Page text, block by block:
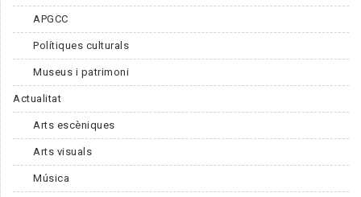
APGCC
Polítiques culturals
Museus i patrimoni
Actualitat
Arts escèniques
Arts visuals
Música